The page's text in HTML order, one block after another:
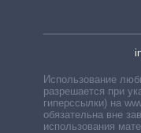
Использование
разрешается при
гиперссылки) на
обязательна вне
использования